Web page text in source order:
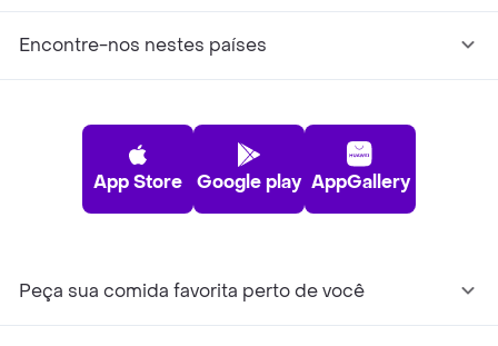
Encontre-nos nestes países
App Store Google play AppGallery
Peça sua comida favorita perto de você